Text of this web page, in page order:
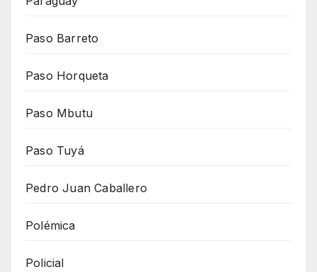
Paso Barreto
Paso Horqueta
Paso Mbutu
Paso Tuyá
Pedro Juan Caballero
Polémica
Policial